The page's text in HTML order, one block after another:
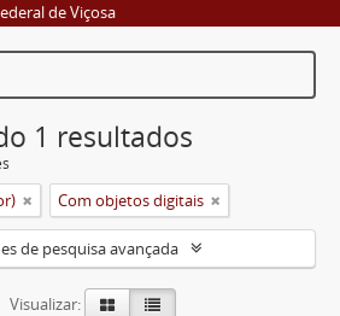
de Viçosa
1 resultados
Com objetos digitais
de pesquisa avançada
Visualizar: